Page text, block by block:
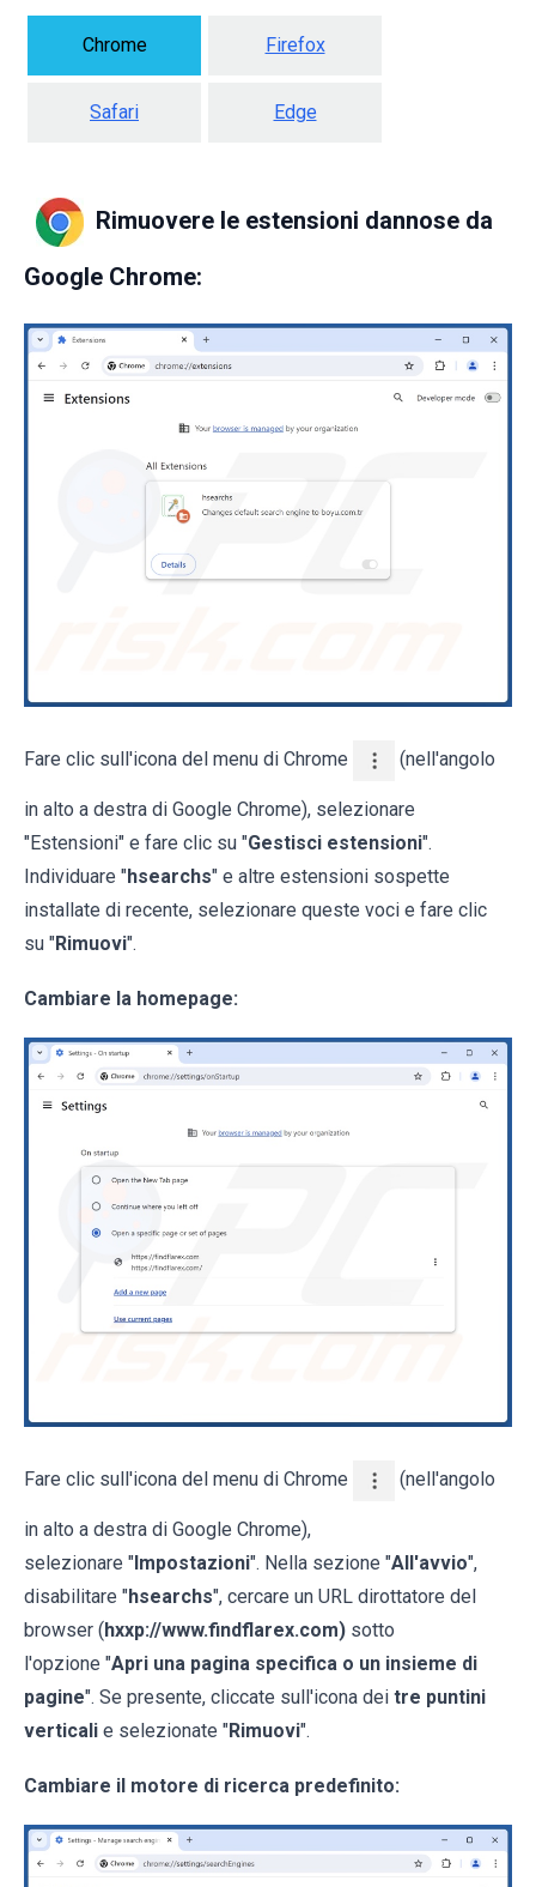
Chrome Firefox
Safari Edge
Rimuovere le estensioni dannose da
Google Chrome:
Fare clic sull'icona del menu di Chrome (nell'angolo
in alto a destra di Google Chrome), selezionare
"Estensioni" e fare clic su "Gestisci estensioni".
Individuare "hsearchs" e altre estensioni sospette
installate di recente, selezionare queste voci e fare clic
su "Rimuovi".
Cambiare la homepage:
Fare clic sull'icona del menu di Chrome (nell'angolo
in alto a destra di Google Chrome),
selezionare " Impostazioni". Nella sezione "All'avvio",
disabilitare "hsearchs", cercare un URL dirottatore del
browser ( hxxp://www.findflarex.com) sotto
l'opzione "Apri una pagina specifica o un insieme di
pagine". Se presente, cliccate sull'icona dei tre puntini
verticali e selezionate "Rimuovi".
Cambiare il motore di ricerca predefinito: